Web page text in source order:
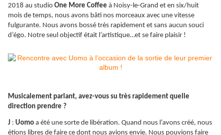
2018 au studio One More Coffee à Noisy-le-Grand et en six/huit
mois de temps, nous avons bâti nos morceaux avec une vitesse
fulgurante. Nous avons bossé très rapidement et sans aucun souci
d’égo. Notre seul objectif était l’artistique…et se faire plaisir !
Musicalement parlant, avez-vous su très rapidement quelle
direction prendre ?
J : Uomo a été une sorte de libération. Quand nous l’avons créé, nous
étions libres de faire ce dont nous avions envie. Nous pouvions faire